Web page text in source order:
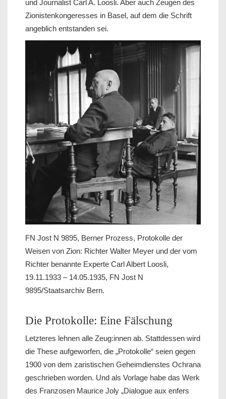
und Journalist Carl A. Loosli. Aber auch Zeugen des
Zionistenkongeresses in Basel, auf dem die Schrift
angeblich entstanden sei.
FN Jost N 9895, Berner Prozess, Protokolle der
Weisen von Zion: Richter Walter Meyer und der vom
Richter benannte Experte Carl Albert Loosli,
19.11.1933 – 14.05.1935, FN Jost N
9895/Staatsarchiv Bern.
Die Protokolle: Eine Fälschung
Letzteres lehnen alle Zeug:innen ab. Stattdessen wird
die These aufgeworfen, die „Protokolle“ seien gegen
1900 von dem zaristischen Geheimdienstes Ochrana
geschrieben worden. Und als Vorlage habe das Werk
des Franzosen Maurice Joly „Dialogue aux enfers